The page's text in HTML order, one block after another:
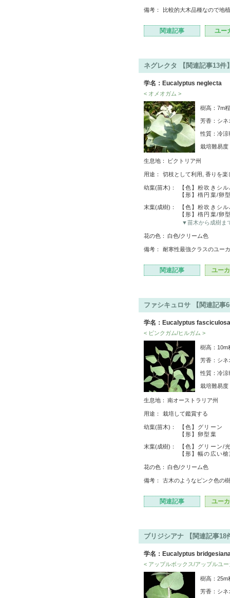
備考： 比較的大木品種なので地
関連記事 ユー
ネグレクタ 【関連記事13件
学名：Eucalyptus neglecta
< オメオガム >
樹高：7m
芳香：シ
性質：冷
栽培難
生息地： ビクトリア州
用途： 切枝として利用, 香りを
幼葉(苗木)：
【色】粉吹きシ
【形】楕円葉/卵
末葉(成樹)：
【色】粉吹きシ
【形】楕円葉/卵
▼苗木から成樹ま
花の色： 白色/クリーム色
備考： 耐寒性最強クラスのユー
関連記事 ユー
ファシキュロサ 【関連記事
学名：Eucalyptus fasciculosa
< ピンクガム/ヒルガム >
樹高：
芳香：シ
性質：冷
栽培難
生息地： 南オーストラリア州
用途： 栽培して鑑賞する
幼葉(苗木)：
【色】グリーン
【形】卵型葉
末葉(成樹)：
【色】グリーン/
【形】幅の広い
花の色： 白色/クリーム色
備考： 古木のようなピンク色の
関連記事 ユー
ブリジシアナ 【関連記事18
学名：Eucalyptus
< アップルボックス/アップルユー
樹高：
芳香：シ